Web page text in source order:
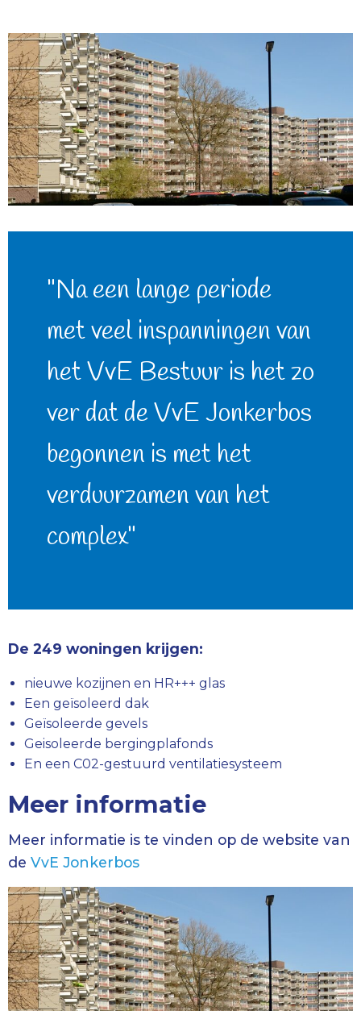
"Na een lange periode
met veel inspanningen van
het VvE Bestuur is het zo
ver dat de VvE Jonkerbos
begonnen is met het
verduurzamen van het
complex"
De 249 woningen krijgen:
nieuwe kozijnen en HR+++ glas
Een geïsoleerd dak
Geïsoleerde gevels
Geisoleerde bergingplafonds
En een C02-gestuurd ventilatiesysteem
Meer informatie
Meer informatie is te vinden op de website van
de VvE Jonkerbos